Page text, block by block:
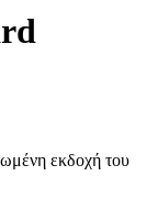
εκδοχή του